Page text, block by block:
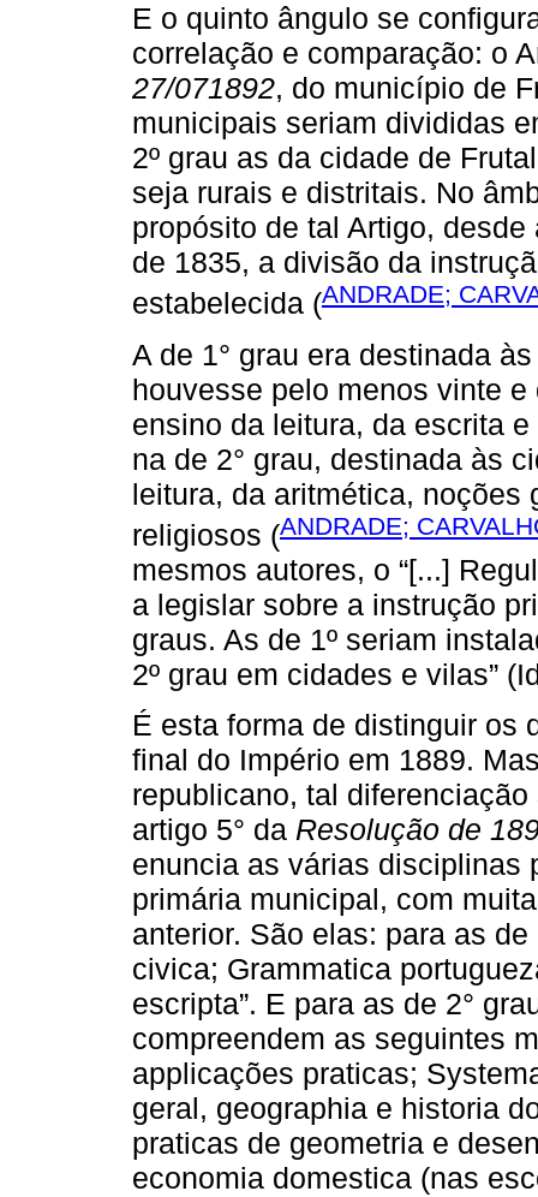
E o quinto ângulo se
correlação e comparação: o
27/071892, do município de
municipais seriam divididas
2º grau as da cidade de
seja rurais e distritais. No
propósito de tal Artigo,
de 1835, a divisão da
estabelecida (ANDRADE;
A de 1° grau era destinada
houvesse pelo menos vinte
ensino da leitura, da escrita
na de 2° grau, destinada às
leitura, da aritmética, noções
religiosos (ANDRADE;
mesmos autores, o “[...]
a legislar sobre a instrução
graus. As de 1º seriam
2º grau em cidades e vilas”
É esta forma de distinguir os
final do Império em 1889.
republicano, tal
artigo 5° da Resolução de
enuncia as várias disciplinas
primária municipal, com
anterior. São elas: para as
civica; Grammatica
escripta”. E para as de 2°
compreendem as seguintes
applicações praticas;
geral, geographia e historia
praticas de geometria e
economia domestica (nas